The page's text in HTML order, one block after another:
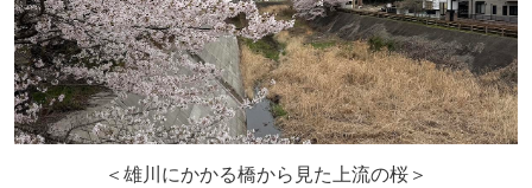
＜雄川にかかる橋から見た上流の桜＞